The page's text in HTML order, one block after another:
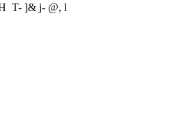
T- ]& j- @, l